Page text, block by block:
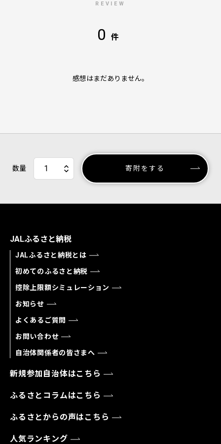
REVIEW
0 件
感想はまだありません。
数量 寄附をする
JALふるさと納税
JALふるさと納税とは
初めてのふるさと納税
控除上限額シミュレーション
お知らせ
よくあるご質問
お問い合わせ
自治体関係者の皆さまへ
新規参加自治体はこちら
ふるさとコラムはこちら
ふるさとからの声はこちら
人気ランキング